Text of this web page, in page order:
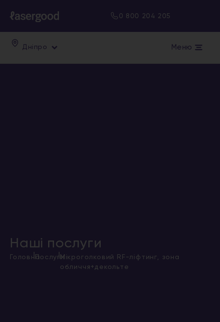
0 800 204 205
Дніпро Меню
Наші послуги
Головна
|Послуги
| Мікроголковий RF-ліфтинг, зона
обличчя+декольте